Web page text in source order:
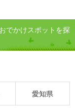
でかけスポットを探
愛知県